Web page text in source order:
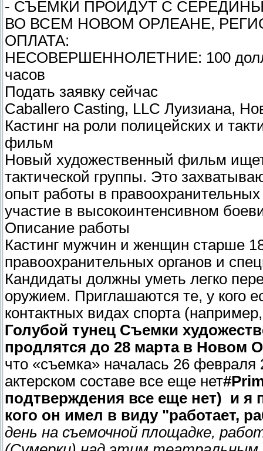
- СЪЕМКИ ПРОЙДУТ С
ВО ВСЕМ НОВОМ ОРЛЕАНЕ,
ОПЛАТА:
НЕСОВЕРШЕННОЛЕТНИЕ: 100
часов
Подать заявку сейчас
Caballero Casting, LLC Луизиана,
Кастинг на роли полицейских и
фильм
Новый художественный фильм
тактической группы. Это
опыт работы в
участие в высокоинтенсивном
Описание работы
Кастинг мужчин и женщин старше
правоохранительных органов и
Кандидаты должны уметь легко
оружием. Приглашаются те, у кого
контактных видах спорта
Голубой тунец Съемки
продлятся до 28 марта в Новом
что «съемка» началась 26 февраля
актерском составе все еще нет
подтверждения все еще нет) и я
кого он имел в виду "работает,
день на съемочной площадке,